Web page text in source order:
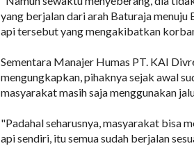
yang berjalan dari arah Baturaja
api tersebut yang mengakibatkan
Sementara Manajer Humas PT. KAI
mengungkapkan, pihaknya sejak awal
masyarakat masih saja menggunakan
"Padahal seharusnya, masyarakat bisa
api sendiri, itu semua sudah berjalan